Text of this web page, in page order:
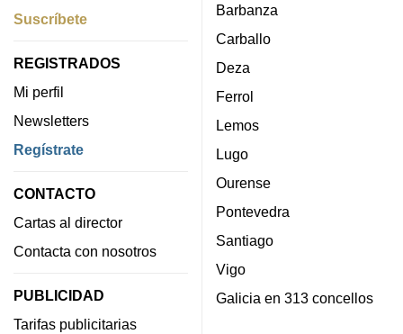
Suscríbete
REGISTRADOS
Mi perfil
Newsletters
Regístrate
CONTACTO
Cartas al director
Contacta con nosotros
PUBLICIDAD
Tarifas publicitarias
Barbanza
Carballo
Deza
Ferrol
Lemos
Lugo
Ourense
Pontevedra
Santiago
Vigo
Galicia en 313 concellos